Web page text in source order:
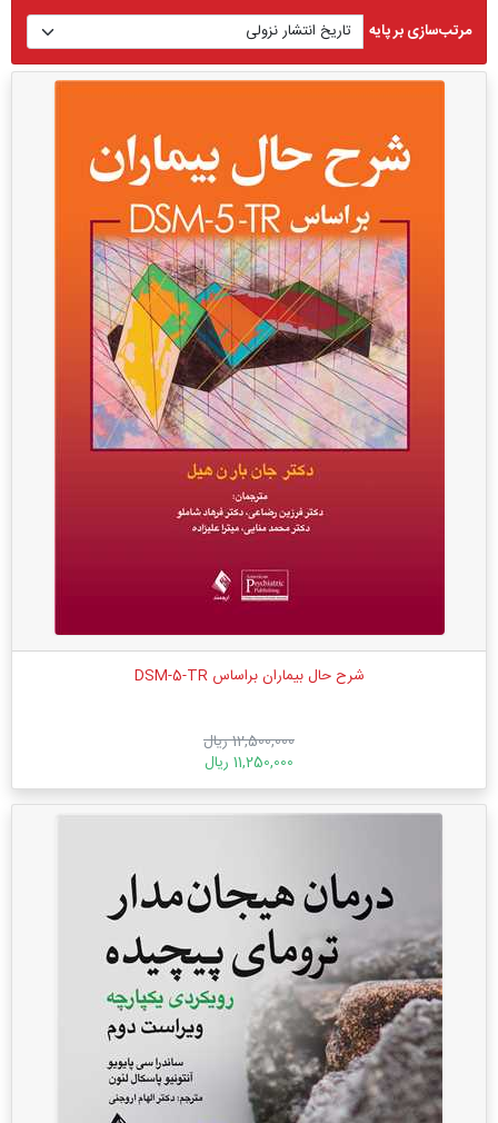
مرتب‌سازی بر پایه
شرح حال بیماران براساس DSM-5-TR
12,500,000 ریال
11,250,000 ریال